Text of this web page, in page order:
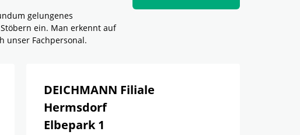
gelungenes
ein. Man erkennt auf
unser Fachpersonal.
DEICHMANN Filiale
Hermsdorf
Elbepark 1